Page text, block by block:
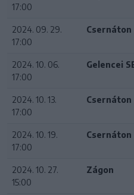
17:00
2024. 09. 29.
17:00
Csernáton
2024. 10. 06.
17:00
Gelencei
2024. 10. 13.
17:00
Csernáton
2024. 10. 19.
17:00
Csernáton
2024. 10. 27.
15:00
Zágon